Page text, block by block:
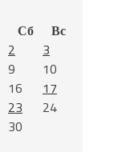
Сб
Вс
2
3
9
10
16
17
23
24
30